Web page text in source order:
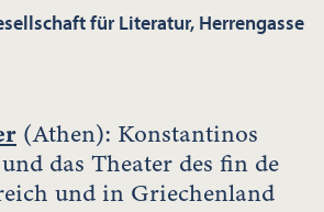
für Literatur, Herrengasse
(Athen): Konstantinos
das Theater des fin de
und in Griechenland